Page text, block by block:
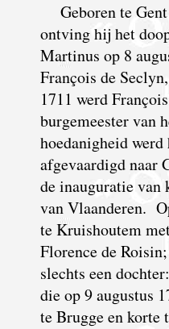
Geboren te
ontving hij het
Martinus op 8
François de
1711 werd
burgemeester van
hoedanigheid
afgevaardigd naar
de inauguratie
van Vlaanderen.
te Kruishoutem
Florence de
slechts een
die op 9 augustus
te Brugge en korte